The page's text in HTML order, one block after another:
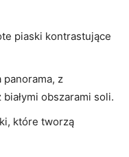
piaski kontrastujące
panorama, z
obszarami soli.
które tworzą